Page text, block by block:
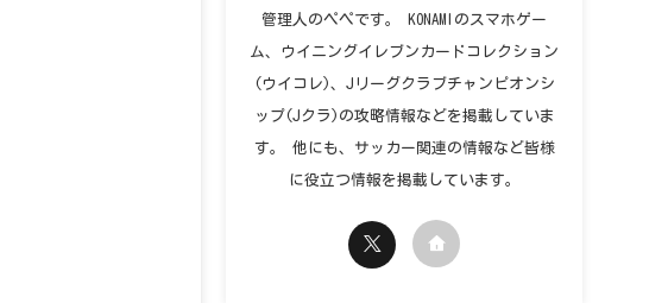
管理人のペペです。 KONAMIのスマホゲー
ム、ウイニングイレブンカードコレクション
(ウイコレ)、Jリーグクラブチャンピオンシ
ップ(Jクラ)の攻略情報などを掲載していま
す。 他にも、サッカー関連の情報など皆様
に役立つ情報を掲載しています。